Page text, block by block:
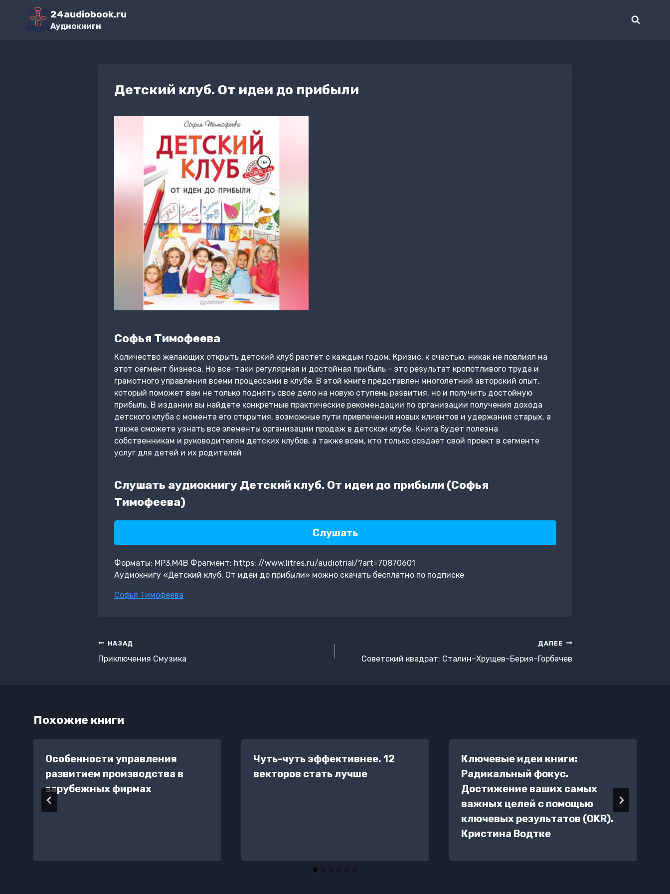
Перейти
содержимому
24audiobook.ru
Аудиокниги
Детский клуб. От идеи до прибыли
Софья Тимофеева
Количество желающих открыть детский клуб растет с каждым годом. Кризис, к счастью, никак не повлиял на
этот сегмент бизнеса. Но все-таки регулярная и достойная прибыль – это результат кропотливого труда и
грамотного управления всеми процессами в клубе. В этой книге представлен многолетний авторский опыт,
который поможет вам не только поднять свое дело на новую ступень развития, но и получить достойную
прибыль. В издании вы найдете конкретные практические рекомендации по организации получения дохода
детского клуба с момента его открытия, возможные пути привлечения новых клиентов и удержания старых, а
также сможете узнать все элементы организации продаж в детском клубе. Книга будет полезна
собственникам и руководителям детских клубов, а также всем, кто только создает свой проект в сегменте
услуг для детей и их родителей
Слушать аудиокнигу Детский клуб. От идеи до прибыли (Софья
Тимофеева)
Слушать
Форматы: MP3,M4B Фрагмент: https: //www.litres.ru/audiotrial/?art=70870601
Аудиокнигу «Детский клуб. От идеи до прибыли» можно скачать бесплатно по подписке
Метки
Софья Тимофеева
Навигация
по
НАЗАД
Приключения Смузика
ДАЛЕЕ
Советский квадрат: Сталин–Хрущев–Берия–Горбачев
Похожие книги
Особенности управления
развитием производства в
зарубежных фирмах
Чуть-чуть эффективнее. 12
векторов стать лучше
Ключевые идеи книги:
Радикальный фокус.
Достижение ваших самых
важных целей с помощью
ключевых результатов (OKR).
Кристина Водтке